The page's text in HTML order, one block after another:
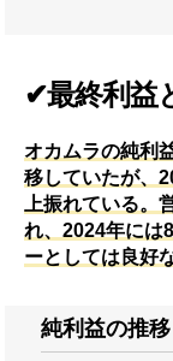
✔最終利益
オカムラの純利
移していたが、
上振れている。
れ、2024年には
ーとしては良好
純利益の推移